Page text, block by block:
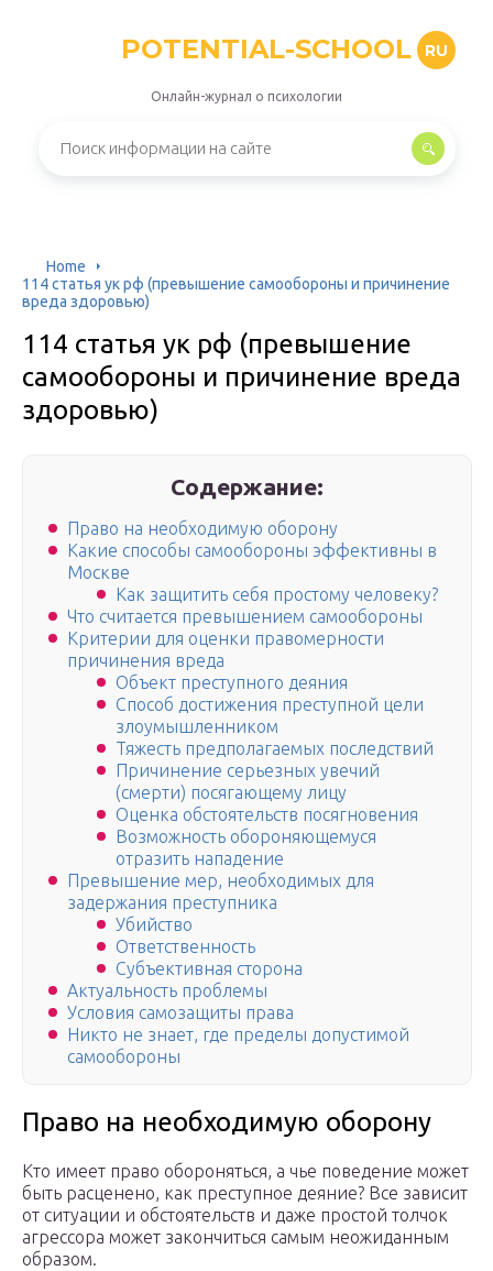
POTENTIAL-SCHOOL RU
Онлайн-журнал о психологии
Home
114 статья ук рф (превышение самообороны и причинение
вреда здоровью)
114 статья ук рф (превышение
самообороны и причинение вреда
здоровью)
Содержание:
Право на необходимую оборону
Какие способы самообороны эффективны в
Москве
Как защитить себя простому человеку?
Что считается превышением самообороны
Критерии для оценки правомерности
причинения вреда
Объект преступного деяния
Способ достижения преступной цели
злоумышленником
Тяжесть предполагаемых последствий
Причинение серьезных увечий
(смерти) посягающему лицу
Оценка обстоятельств посягновения
Возможность обороняющемуся
отразить нападение
Превышение мер, необходимых для
задержания преступника
Убийство
Ответственность
Субъективная сторона
Актуальность проблемы
Условия самозащиты права
Никто не знает, где пределы допустимой
самообороны
Право на необходимую оборону
Кто имеет право обороняться, а чье поведение может
быть расценено, как преступное деяние? Все зависит
от ситуации и обстоятельств и даже простой толчок
агрессора может закончиться самым неожиданным
образом.